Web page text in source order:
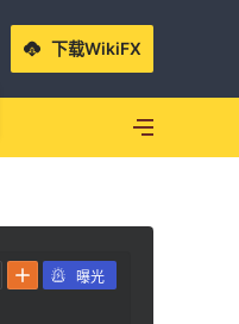
下载WikiFX
曝光